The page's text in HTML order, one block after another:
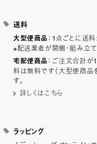
送料
大型便商品 ：1点ごとに送料
※配送業者が開梱・組み立て
宅配便商品 ：ご注文合計が
料は無料です（大型便商品
す。
詳しくはこちら
ラッピング